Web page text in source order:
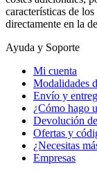
características de
directamente en la
Ayuda y Soporte
Mi cuenta
Modalidades
Envío y
¿Cómo hago
Devolución
Ofertas y
¿Necesitas
Empresas